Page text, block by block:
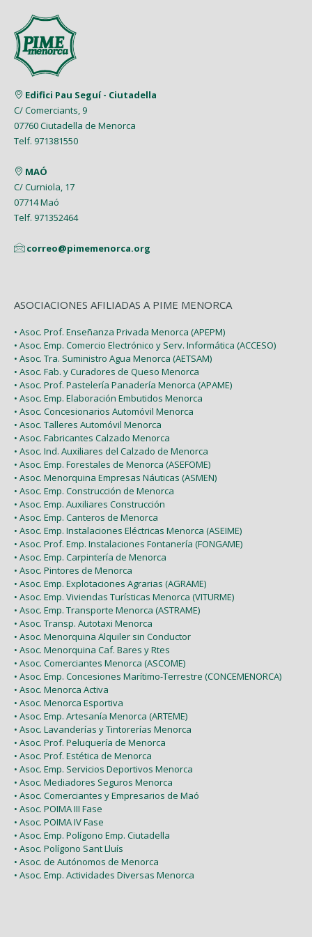
Enero (8)
Marzo (9)
Febrero (6)
Enero (7)
Abril (7)
Marzo (9)
Febrero (4)
Enero (9)
Mayo (5)
Abril (6)
Febrero (7)
Enero (1)
Mayo (5)
Abril (8)
Marzo (5)
Febrero (1)
Enero (2)
Agosto (5)
Julio (2)
Junio (8)
Mayo (7)
Abril (4)
Febrero (6)
Enero (2)
Edifici Pau Seguí - Ciutadella
C/ Comerciants, 9
07760 Ciutadella de Menorca
Telf. 971381550
MAÓ
C/ Curniola, 17
07714 Maó
Telf. 971352464
correo@pimemenorca.org
ASOCIACIONES AFILIADAS A PIME MENORCA
• Asoc. Prof. Enseñanza Privada Menorca (APEPM)
• Asoc. Emp. Comercio Electrónico y Serv. Informática (ACCESO)
• Asoc. Tra. Suministro Agua Menorca (AETSAM)
• Asoc. Fab. y Curadores de Queso Menorca
• Asoc. Prof. Pastelería Panadería Menorca (APAME)
• Asoc. Emp. Elaboración Embutidos Menorca
• Asoc. Concesionarios Automóvil Menorca
• Asoc. Talleres Automóvil Menorca
• Asoc. Fabricantes Calzado Menorca
• Asoc. Ind. Auxiliares del Calzado de Menorca
• Asoc. Emp. Forestales de Menorca (ASEFOME)
• Asoc. Menorquina Empresas Náuticas (ASMEN)
• Asoc. Emp. Construcción de Menorca
• Asoc. Emp. Auxiliares Construcción
• Asoc. Emp. Canteros de Menorca
• Asoc. Emp. Instalaciones Eléctricas Menorca (ASEIME)
• Asoc. Prof. Emp. Instalaciones Fontanería (FONGAME)
• Asoc. Emp. Carpintería de Menorca
• Asoc. Pintores de Menorca
• Asoc. Emp. Explotaciones Agrarias (AGRAME)
• Asoc. Emp. Viviendas Turísticas Menorca (VITURME)
• Asoc. Emp. Transporte Menorca (ASTRAME)
• Asoc. Transp. Autotaxi Menorca
• Asoc. Menorquina Alquiler sin Conductor
• Asoc. Menorquina Caf. Bares y Rtes
• Asoc. Comerciantes Menorca (ASCOME)
• Asoc. Emp. Concesiones Marítimo-Terrestre (CONCEMENORCA)
• Asoc. Menorca Activa
• Asoc. Menorca Esportiva
• Asoc. Emp. Artesanía Menorca (ARTEME)
• Asoc. Lavanderías y Tintorerías Menorca
• Asoc. Prof. Peluquería de Menorca
• Asoc. Prof. Estética de Menorca
• Asoc. Emp. Servicios Deportivos Menorca
• Asoc. Mediadores Seguros Menorca
• Asoc. Comerciantes y Empresarios de Maó
• Asoc. POIMA III Fase
• Asoc. POIMA IV Fase
• Asoc. Emp. Polígono Emp. Ciutadella
• Asoc. Polígono Sant Lluís
• Asoc. de Autónomos de Menorca
• Asoc. Emp. Actividades Diversas Menorca